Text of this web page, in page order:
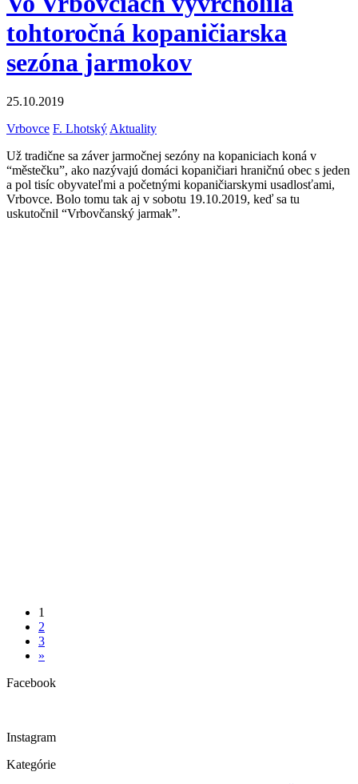
tohtoročná kopaničiarska
sezóna jarmokov
25.10.2019
Vrbovce F. Lhotský Aktuality
Už tradične sa záver jarmočnej sezóny na kopaniciach koná v
“městečku”, ako nazývajú domáci kopaničiari hraničnú obec s jeden
a pol tisíc obyvateľmi a početnými kopaničiarskymi usadlosťami,
Vrbovce. Bolo tomu tak aj v sobotu 19.10.2019, keď sa tu
uskutočnil “Vrbovčanský jarmak”.
1
2
3
»
Facebook
Instagram
Kategórie